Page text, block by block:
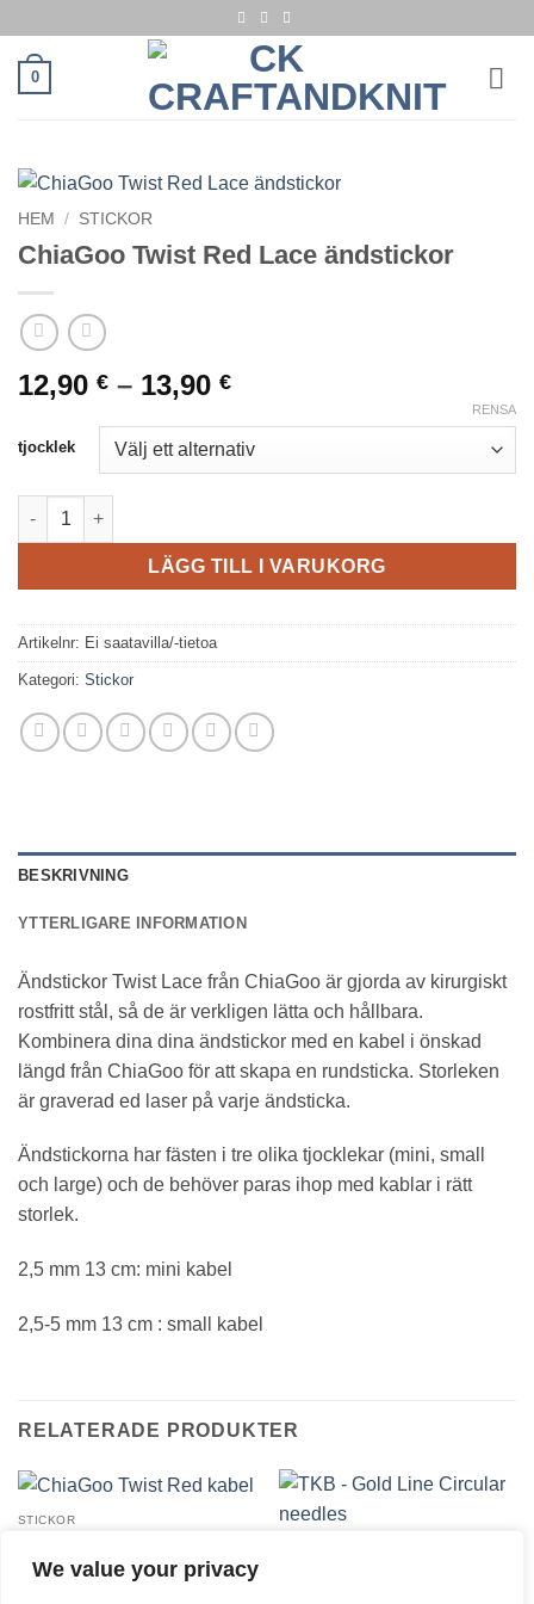
We value your privacy
content
0
HEM / STICKOR
ChiaGoo Twist Red Lace ändstickor
12,90 € – 13,90 €Prisintervall:
till
13,90 €
tjocklek
RENSA
ChiaGoo Twist Red Lace ändstickor mängd
LÄGG TILL I VARUKORG
Artikelnr: Ei saatavilla/-tietoa
Kategori: Stickor
BESKRIVNING
YTTERLIGARE INFORMATION
Ändstickor Twist Lace från ChiaGoo är gjorda av kirurgiskt
rostfritt stål, så de är verkligen lätta och hållbara.
Kombinera dina dina ändstickor med en kabel i önskad
längd från ChiaGoo för att skapa en rundsticka. Storleken
är graverad ed laser på varje ändsticka.
Ändstickorna har fästen i tre olika tjocklekar (mini, small
och large) och de behöver paras ihop med kablar i rätt
storlek.
2,5 mm 13 cm: mini kabel
2,5-5 mm 13 cm : small kabel
RELATERADE PRODUKTER
STICKOR
10,90 €